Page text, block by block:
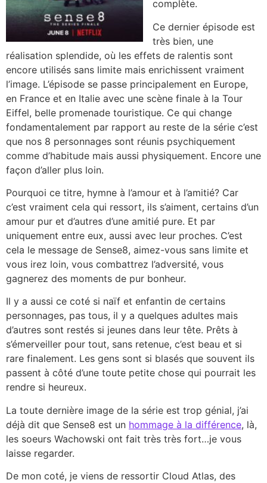
complète.
Ce dernier épisode est
très bien, une
réalisation splendide, où les effets de ralentis sont
encore utilisés sans limite mais enrichissent vraiment
l’image. L’épisode se passe principalement en Europe,
en France et en Italie avec une scène finale à la Tour
Eiffel, belle promenade touristique. Ce qui change
fondamentalement par rapport au reste de la série c’est
que nos 8 personnages sont réunis psychiquement
comme d’habitude mais aussi physiquement. Encore une
façon d’aller plus loin.
Pourquoi ce titre, hymne à l’amour et à l’amitié? Car
c’est vraiment cela qui ressort, ils s’aiment, certains d’un
amour pur et d’autres d’une amitié pure. Et par
uniquement entre eux, aussi avec leur proches. C’est
cela le message de Sense8, aimez-vous sans limite et
vous irez loin, vous combattrez l’adversité, vous
gagnerez des moments de pur bonheur.
Il y a aussi ce coté si naïf et enfantin de certains
personnages, pas tous, il y a quelques adultes mais
d’autres sont restés si jeunes dans leur tête. Prêts à
s’émerveiller pour tout, sans retenue, c’est beau et si
rare finalement. Les gens sont si blasés que souvent ils
passent à côté d’une toute petite chose qui pourrait les
rendre si heureux.
La toute dernière image de la série est trop génial, j’ai
déjà dit que Sense8 est un hommage à la différence, là,
les soeurs Wachowski ont fait très très fort…je vous
laisse regarder.
De mon coté, je viens de ressortir Cloud Atlas, des